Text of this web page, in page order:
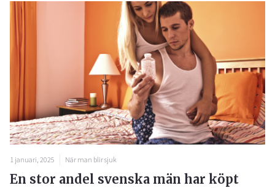
1 januari, 2025 När man blir sjuk
En stor andel svenska män har köpt